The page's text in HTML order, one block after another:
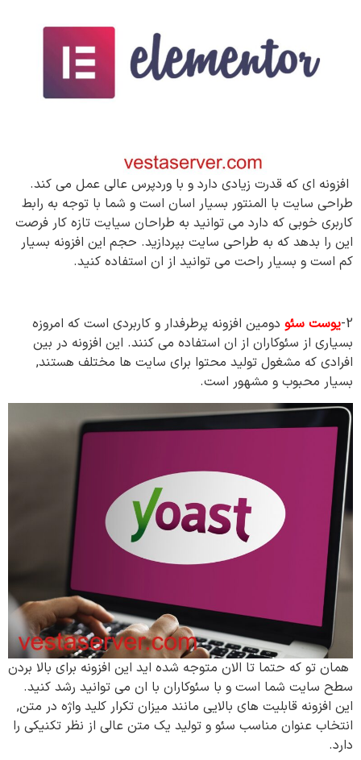
افزونه ای که قدرت زیادی دارد و با وردپرس عالی عمل می کند.
طراحی سایت با المنتور بسیار اسان است و شما با توجه به رابط
کاربری خوبی که دارد می توانید به طراحان سیایت تازه کار فرصت
این را بدهد که به طراحی سایت بپردازید. حجم این افزونه بسیار
کم است و بسیار راحت می توانید از ان استفاده کنید.
2- یوست سئو دومین افزونه پرطرفدار و کاربردی است که امروزه
بسیاری از سئوکاران از ان استفاده می کنند. این افزونه در بین
افرادی که مشغول تولید محتوا برای سایت ها مختلف هستند,
بسیار محبوب و مشهور است.
همان تو که حتما تا الان متوجه شده اید این افزونه برای بالا بردن
سطح سایت شما است و با سئوکاران با ان می توانید رشد کنید.
این افزونه قابلیت های بالایی مانند میزان تکرار کلید واژه در متن,
انتخاب عنوان مناسب سئو و تولید یک متن عالی از نظر تکنیکی را
دارد.